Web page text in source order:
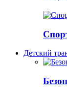
Детский